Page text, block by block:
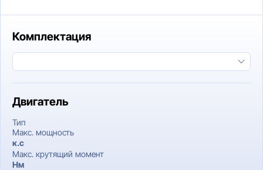
Комплектация
Двигатель
Тип
Макс. мощность
к.c
Макс. крутящий момент
Нм